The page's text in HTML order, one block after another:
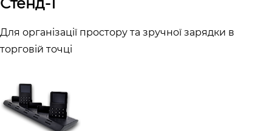
Стенд-1
Для організації простору та зручної зарядки в
торговій точці